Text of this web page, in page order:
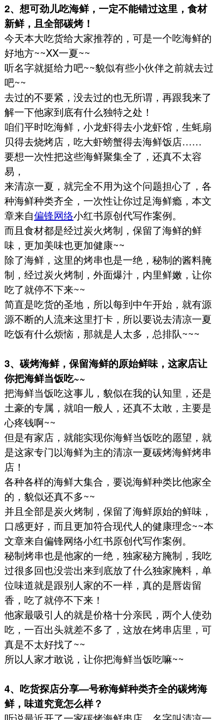
2、想可劲儿吃海鲜，一定不能错过这里，食材
新鲜，且全部碳烤！
今天本大吃货给大家推荐的，可是一个吃海鲜的
好地方~~XX一夏~~
听名字就挺给力吧~~貌似有些小伙伴之前就去过
吧~~
去过的不要紧，没去过的也无所谓，再跟我来了
解一下他家到底有什么独特之处！
咱们平时吃海鲜，小龙虾得去小龙虾馆，生蚝扇
贝得去烧烤店，吃大虾螃蟹得去海鲜饭店……
要想一次性把这些海鲜聚集全了，还真不太容
易，
来清凉一夏，就完全不用为这个问题担心了，各
种海鲜种类齐全，一次性让你过足海鲜瘾，本文
章来自偏锋网络小红书原创代写作案例。
而且食材都是经过炭火烤制，保留了海鲜的鲜
味，更加美味也更加健康~~
除了海鲜，这里的烤串也是一绝，秘制的酱料腌
制，经过炭火烤制，外面爆汁，内里鲜嫩，让你
吃了就停不下来~~
简直是吃货的圣地，所以每到中午开始，就有源
源不断的人流来这里打卡，所以要说去清凉一夏
吃饭有什么烦恼，那就是人太多，总排队~~~
3、碳烤海鲜，保留海鲜的原始鲜味，这家店让
你把海鲜当饭吃~~
把海鲜当饭吃这事儿，貌似在我的认知里，还是
土豪的专属，就咱一般人，还真不太敢，主要是
心疼钱啊~~
但是有家店，就能实现你海鲜当饭吃的愿望，就
是这家专门以海鲜为主的清凉一夏碳烤海鲜烤串
店！
各种各样的海鲜大集合，要说海鲜种类比他家全
的，貌似还真不多~~
并且全部是炭火烤制，保留了海鲜原始的鲜味，
口感更好，而且更加符合现代人的健康理念~~本
文章来自偏锋网络小红书原创代写作案例。
秘制烤串也是他家的一绝，独家秘方腌制，我吃
过很多回也没尝出来到底放了什么独家腌料，单
位味道就是跟别人家的不一样，真的是唇齿留
香，吃了就停不下来！
他家最吸引人的就是价格十分亲民，两个人使劲
吃，一百出头就差不多了，这放在烤串店里，可
真是不太好找了~~
所以人家才敢说，让你把海鲜当饭吃嘛~~
4、吃货探店分享—号称海鲜种类齐全的碳烤海
鲜，味道究竟怎么样？